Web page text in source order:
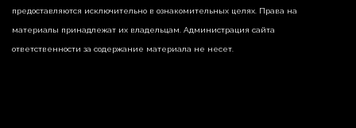
предоставляются исключительно в ознакомительных целях. Права на
материалы принадлежат их владельцам. Администрация сайта
ответственности за содержание материала не несет.